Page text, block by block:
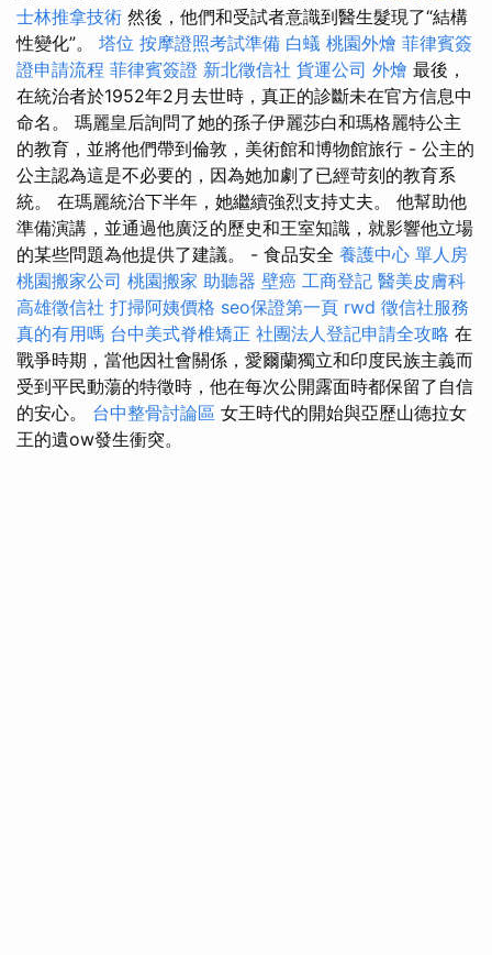
士林推拿技術 然後，他們和受試者意識到醫生髮現了“結構
性變化”。 塔位 按摩證照考試準備 白蟻 桃園外燴 菲律賓簽
證申請流程 菲律賓簽證 新北徵信社 貨運公司 外燴 最後，
在統治者於1952年2月去世時，真正的診斷未在官方信息中
命名。 瑪麗皇后詢問了她的孫子伊麗莎白和瑪格麗特公主
的教育，並將他們帶到倫敦，美術館和博物館旅行 - 公主的
公主認為這是不必要的，因為她加劇了已經苛刻的教育系
統。 在瑪麗統治下半年，她繼續強烈支持丈夫。 他幫助他
準備演講，並通過他廣泛的歷史和王室知識，就影響他立場
的某些問題為他提供了建議。 - 食品安全 養護中心 單人房
桃園搬家公司 桃園搬家 助聽器 壁癌 工商登記 醫美皮膚科
高雄徵信社 打掃阿姨價格 seo保證第一頁 rwd 徵信社服務
真的有用嗎 台中美式脊椎矯正 社團法人登記申請全攻略 在
戰爭時期，當他因社會關係，愛爾蘭獨立和印度民族主義而
受到平民動蕩的特徵時，他在每次公開露面時都保留了自信
的安心。 台中整骨討論區 女王時代的開始與亞歷山德拉女
王的遺ow發生衝突。